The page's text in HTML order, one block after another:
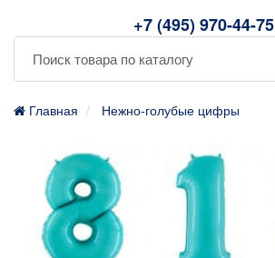
+7 (495) 970-44-75
Главная Нежно-голубые цифры